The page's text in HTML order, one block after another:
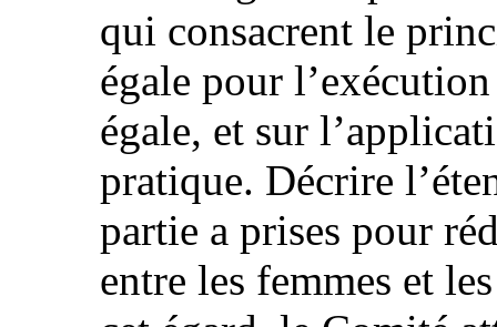
qui consacrent le
égale pour
égale, et sur
pratique. Décrire
partie a prises pour
entre les femmes et